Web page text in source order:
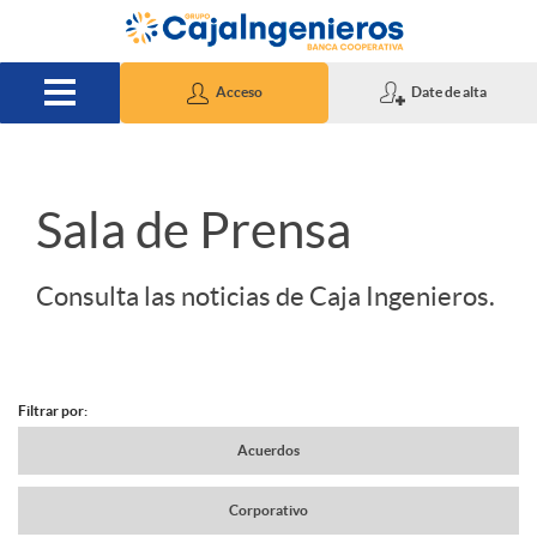
Saltar al contenido principal
Acceso Date de alta
S
Sala de Prensa
Consulta las noticias de Caja Ingenieros.
N
Filtrar por:
Acuerdos
Corporativo